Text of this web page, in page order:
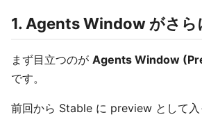
1. Agents Window がさら
まず目立つのが Agents Window
です。
前回から Stable に preview として